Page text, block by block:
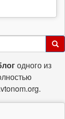
одного из